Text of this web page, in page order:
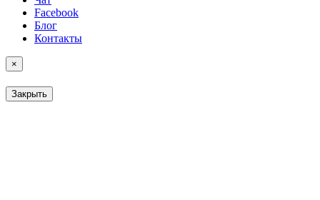
Facebook
Блог
Контакты
×
Закрыть